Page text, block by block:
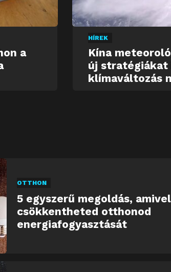
a
HÍREK
Kína
új stratégiákat
klímaváltozás
OTTHON
5 egyszerű megoldás,
csökkentheted otthonod
energiafogyasztását